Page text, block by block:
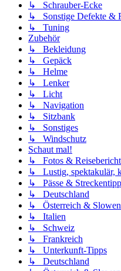
↳ Schrauber-Ecke
↳ Sonstige Defekte &
↳ Tuning
Zubehör
↳ Bekleidung
↳ Gepäck
↳ Helme
↳ Lenker
↳ Licht
↳ Navigation
↳ Sitzbank
↳ Sonstiges
↳ Windschutz
Schaut mal!
↳ Fotos &
↳ Lustig, spektakulär,
↳ Pässe &
↳ Deutschland
↳ Österreich &
↳ Italien
↳ Schweiz
↳ Frankreich
↳ Unterkunft-Tipps
↳ Deutschland